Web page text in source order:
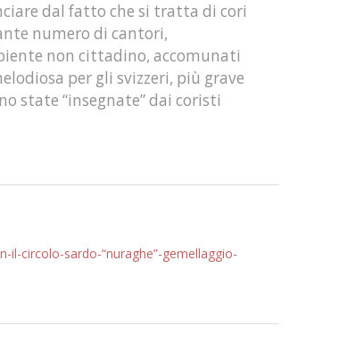
dal fatto che si tratta di cori
numero di cantori,
non cittadino, accomunati
per gli svizzeri, più grave
state “insegnate” dai coristi
circolo-sardo-“nuraghe”-gemellaggio-